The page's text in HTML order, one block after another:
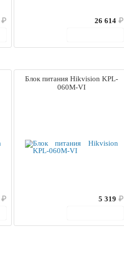
₽
26 614 ₽
₽
Блок питания Hikvision KPL-
060M-VI
5 319 ₽